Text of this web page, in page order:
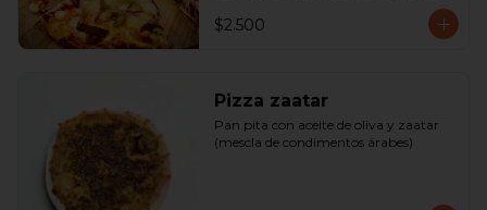
$2.500
Pizza zaatar
Pan pita con aceite de oliva y zaatar
(mescla de condimentos árabes)